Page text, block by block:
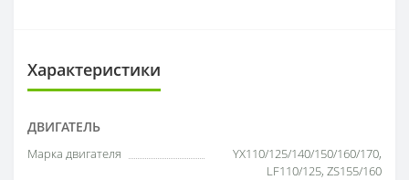
Характеристики
ДВИГАТЕЛЬ
Марка двигателя
YX110/125/140/150/160/170,
LF110/125, ZS155/160